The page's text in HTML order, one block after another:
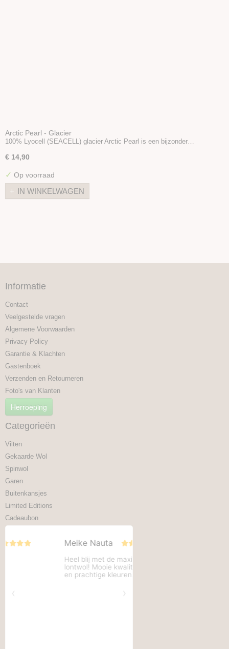
Arctic Pearl - Glacier
100% Lyocell (SEACELL) glacier Arctic Pearl is een bijzonder…
€ 14,90
✓ Op voorraad
IN WINKELWAGEN
Informatie
Contact
Veelgestelde vragen
Algemene Voorwaarden
Privacy Policy
Garantie & Klachten
Gastenboek
Verzenden en Retourneren
Foto's van Klanten
Herroeping
Categorieën
Vilten
Gekaarde Wol
Spinwol
Garen
Buitenkansjes
Limited Editions
Cadeaubon